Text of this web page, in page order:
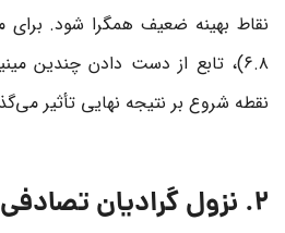
نقاط بهینه ضعیف همگرا شود. برای
۶.۸)، تابع از دست دادن چندین
نقطه شروع بر نتیجه نهایی تأثیر
2. نزول گرادیان تصادفی (SGD)